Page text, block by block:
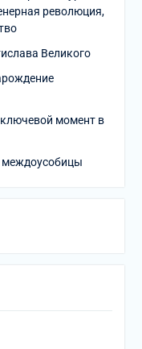
революция,
Великого
момент в
междоусобицы